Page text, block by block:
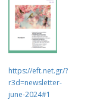
https://eft.net.gr/?
r3d=newsletter-
june-2024#1